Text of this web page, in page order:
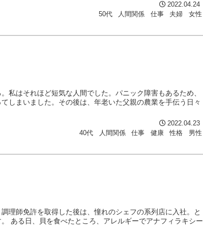
2022.04.24
50代
人間関係 仕事 夫婦 女性
私はそれほど短気な人間でした。パニック障害もあるため、
しまいました。その後は、年老いた父親の農業を手伝う日々
2022.04.23
40代
人間関係 仕事 健康 性格 男性
理師免許を取得した後は、憧れのシェフの系列店に入社。と
ある日、貝を食べたところ、アレルギーでアナフィラキシー